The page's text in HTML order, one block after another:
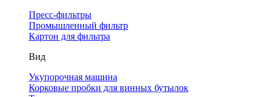
Пресс-фильтры
Промышленный фильтр
Картон для фильтра
Вид
Укупорочная машина
Корковые пробки для винных бутылок